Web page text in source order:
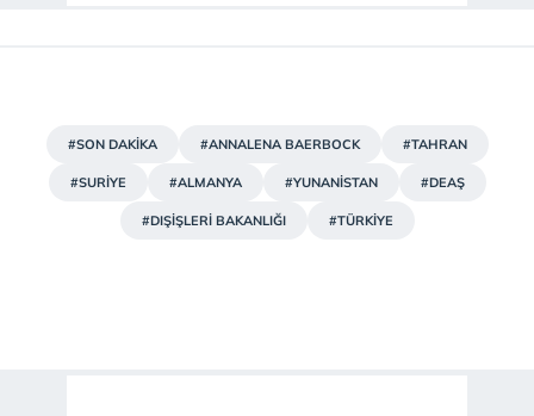
#SON DAKİKA #ANNALENA BAERBOCK #TAHRAN
#SURİYE #ALMANYA #YUNANİSTAN #DEAŞ
#DIŞİŞLERİ BAKANLIĞI #TÜRKİYE